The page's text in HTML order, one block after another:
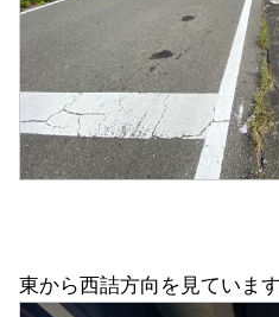
東から西詰方向を見ています